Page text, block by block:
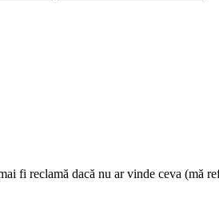
fi reclamă dacă nu ar vinde ceva (mă